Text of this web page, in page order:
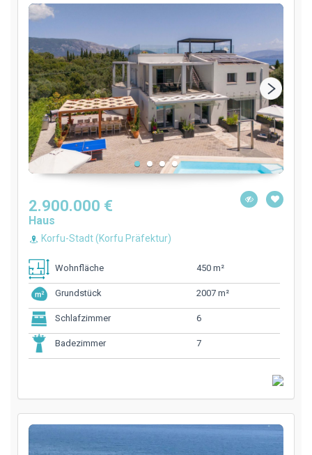
2.900.000 €
Haus
Korfu-Stadt (Korfu Präfektur)
Wohnfläche 450 m²
Grundstück 2007 m²
Schlafzimmer 6
Badezimmer 7